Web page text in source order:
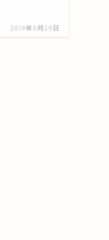
2019年6月29日